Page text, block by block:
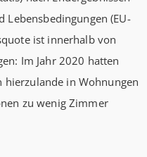
Lebensbedingungen (EU-
ist innerhalb von
Im Jahr 2020 hatten
hierzulande in Wohnungen
zu wenig Zimmer